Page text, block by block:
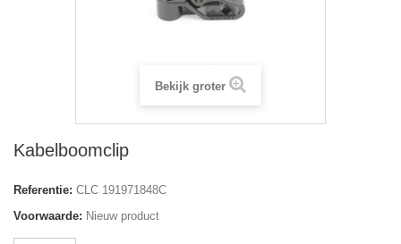
Bekijk groter
Kabelboomclip
Referentie: CLC 191971848C
Voorwaarde: Nieuw product